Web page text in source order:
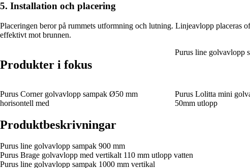
5. Installation och placering
Placeringen beror på rummets utformning och lutning. Linjeavlopp placeras
effektivt mot brunnen.
Produkter i fokus
Purus line golvavlopp
Purus Corner golvavlopp sampak Ø50 mm
horisontell med
Purus Lolitta mini
50mm utlopp
Produktbeskrivningar
Purus line golvavlopp sampak 900 mm
Purus Brage golvavlopp med vertikalt 110 mm utlopp vatten
Purus line golvavlopp sampak 1000 mm vertikal